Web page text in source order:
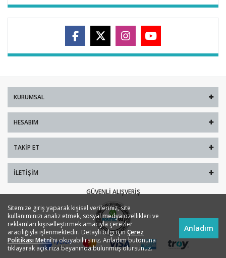
KURUMSAL
HESABIM
TAKIP ET
İLETIŞIM
GÜVENLI ALIŞVERIŞ
Sitemize giriş yaparak kişisel verileriniz, site
kullanımınızı analiz etmek, sosyal medya özellikleri ve
reklamları kişiselleştirmek amacıyla çerezler
aracılığıyla işlenmektedir. Detaylı bilgi için Çerez
Politikası Metni’ni okuyabilirsiniz. Anladım butonuna
tıklayarak açık rıza beyanında bulunmuş olursunuz.
Anladım